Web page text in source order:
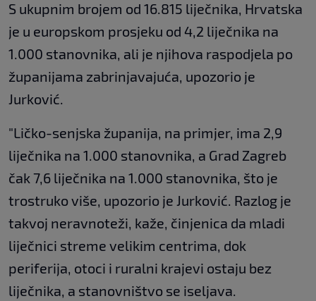
S ukupnim brojem od 16.815 liječnika, Hrvatska
je u europskom prosjeku od 4,2 liječnika na
1.000 stanovnika, ali je njihova raspodjela po
županijama zabrinjavajuća, upozorio je
Jurković.
"Ličko-senjska županija, na primjer, ima 2,9
liječnika na 1.000 stanovnika, a Grad Zagreb
čak 7,6 liječnika na 1.000 stanovnika, što je
trostruko više, upozorio je Jurković. Razlog je
takvoj neravnoteži, kaže, činjenica da mladi
liječnici streme velikim centrima, dok
periferija, otoci i ruralni krajevi ostaju bez
liječnika, a stanovništvo se iseljava.